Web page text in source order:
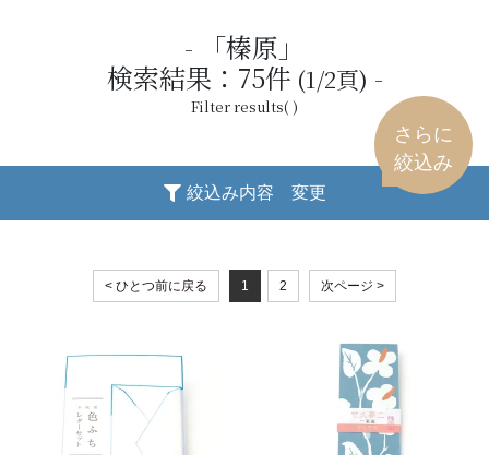
「榛原」
検索結果： 75件 (1/2頁)
Filter results( )
絞込み内容 変更
さらに
絞込み
< ひとつ前に戻る 1 2 次ページ >